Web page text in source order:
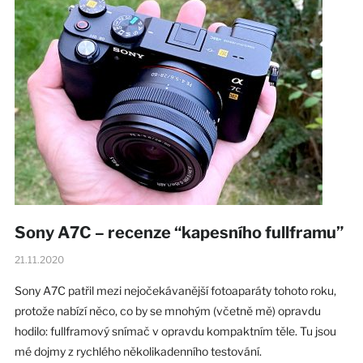
Sony A7C – recenze “kapesního fullframu”
21.11.2020
Sony A7C patřil mezi nejočekávanější fotoaparáty tohoto roku,
protože nabízí něco, co by se mnohým (včetně mě) opravdu
hodilo: fullframový snímač v opravdu kompaktním těle. Tu jsou
mé dojmy z rychlého několikadenního testování.